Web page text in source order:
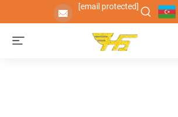
[email protected]